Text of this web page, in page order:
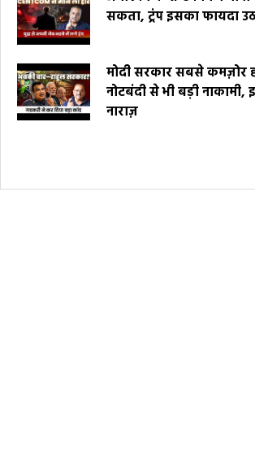
सकता, ट्रंप इसका फायदा
मोदी सरकार सबसे कमज़ोर
नोटबंदी से भी बड़ी नाकामी,
नाराज़